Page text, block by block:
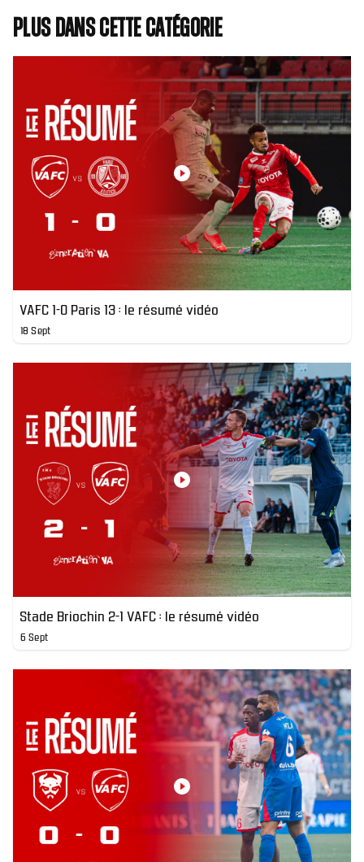
Plus dans cette catégorie
VAFC 1-0 Paris 13 : le résumé vidéo
18 Sept
Stade Briochin 2-1 VAFC : le résumé vidéo
6 Sept